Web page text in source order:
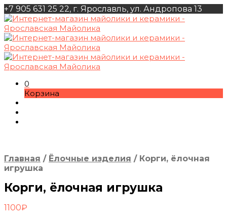
+7 905 631 25 22, г. Ярославль, ул. Андропова 13
0
Корзина
Главная / Ёлочные изделия /Корги, ёлочная
игрушка
Корги, ёлочная игрушка
1100₽